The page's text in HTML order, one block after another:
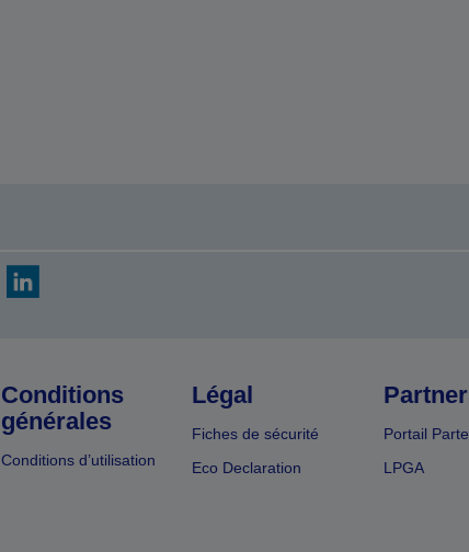
Conditions
générales
Conditions d’utilisation
Légal
Fiches de sécurité
Eco Declaration
Portail
LPGA